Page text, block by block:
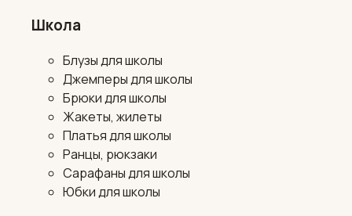
Школа
Блузы для школы
Джемперы для школы
Брюки для школы
Жакеты, жилеты
Платья для школы
Ранцы, рюкзаки
Сарафаны для школы
Юбки для школы